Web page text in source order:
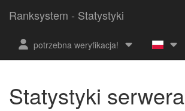
Ranksystem - Statystyki
potrzebna weryfikacja!
Statystyki serwera